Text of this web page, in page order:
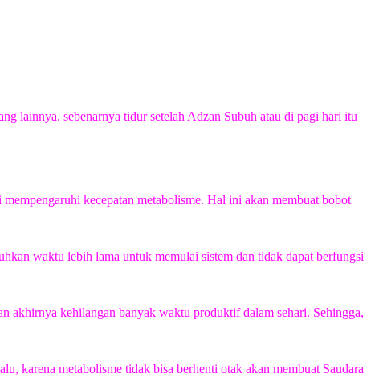
lainnya. sebenarnya tidur setelah Adzan Subuh atau di pagi hari itu
kecepatan metabolisme. Hal ini akan membuat bobot
waktu lebih lama untuk memulai sistem dan tidak dapat berfungsi
akhirnya kehilangan banyak waktu produktif dalam sehari. Sehingga,
karena metabolisme tidak bisa berhenti otak akan membuat Saudara